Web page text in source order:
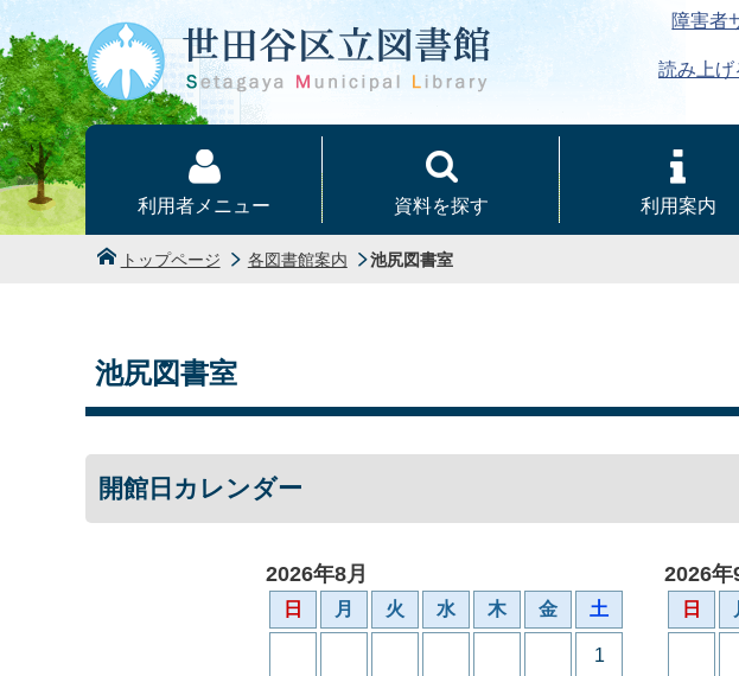
本文へ
障害者
読み上げ
利用者メニュー 資料を探す 利用案内
トップページ 各図書館案内 池尻図書室
池尻図書室
開館日カレンダー
2026年8月
日 月 火 水 木 金 土
1
2026年
日